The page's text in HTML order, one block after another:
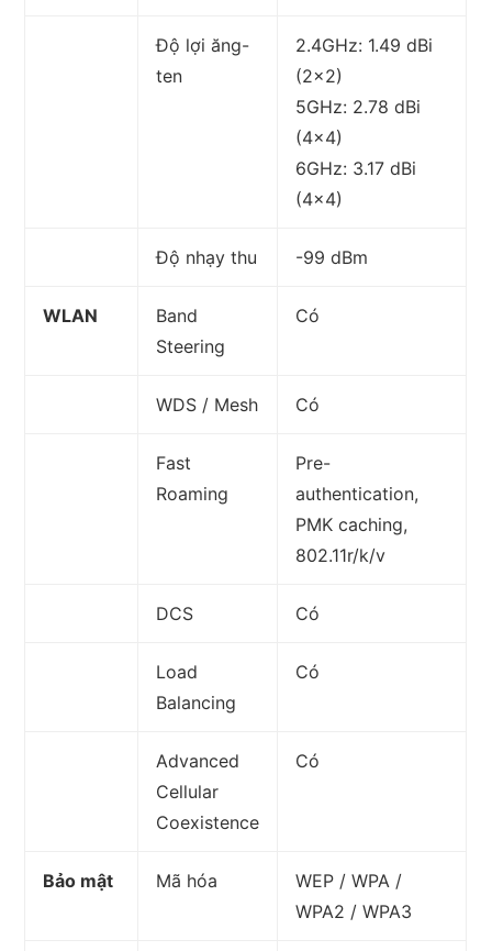
Độ lợi ăng-
ten
2.4GHz: 1.49 dBi
(2×2)
5GHz: 2.78 dBi
(4×4)
6GHz: 3.17 dBi
(4×4)
Độ nhạy thu -99 dBm
WLAN
Band
Steering
Có
WDS / Mesh Có
Fast
Roaming
Pre-
authentication,
PMK caching,
802.11r/k/v
DCS Có
Load
Balancing
Có
Advanced
Cellular
Coexistence
Có
Bảo mật Mã hóa
WEP / WPA /
WPA2 / WPA3